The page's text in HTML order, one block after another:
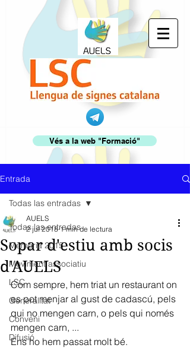
Vés a la web "Formació"
Entrada
Todas las entradas
Memòria 2015
Moviment associatiu
LSC
Generalitat
Conveni
Difusió
Todas las entradas
Sopar d'estiu amb socis
d'AUELS
AUELS
2 jul 2018 1 min de lectura
Com sempre, hem triat un restaurant on
es pot menjar al gust de cadascú, pels
qui no mengen carn, o pels qui només
mengen carn, ...
Ens ho hem passat molt bé.